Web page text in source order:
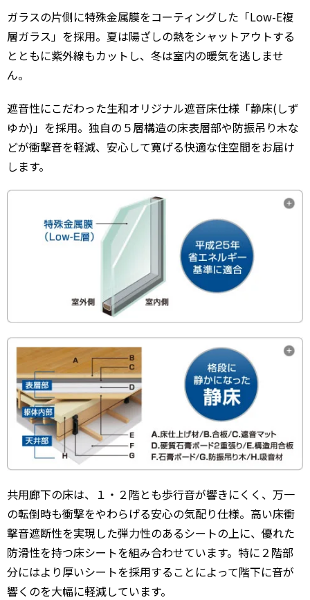
ガラスの片側に特殊金属膜をコーティングした「Low-E複
層ガラス」を採用。夏は陽ざしの熱をシャットアウトする
とともに紫外線もカットし、冬は室内の暖気を逃しませ
ん。
遮音性にこだわった生和オリジナル遮音床仕様「静床(しず
ゆか)」を採用。独自の５層構造の床表層部や防振吊り木な
どが衝撃音を軽減、安心して寛げる快適な住空間をお届け
します。
共用廊下の床は、１・２階とも歩行音が響きにくく、万一
の転倒時も衝撃をやわらげる安心の気配り仕様。高い床衝
撃音遮断性を実現した弾力性のあるシートの上に、優れた
防滑性を持つ床シートを組み合わせています。特に２階部
分にはより厚いシートを採用することによって階下に音が
響くのを大幅に軽減しています。